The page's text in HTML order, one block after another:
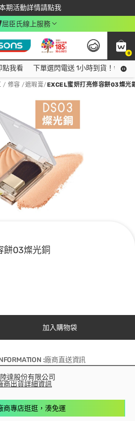
期活動詳情請點我
載app最高回饋$350
屈臣氏線上服務
0
看
點我看 下單選閃電送 1小時到貨！領神
/ 修容 /遮瑕膏/EXCEL蜜妍打亮修容餅03燦光
餅03燦光銅
加入購物袋
:廠商直送資訊
達股份有限公司
商出貨詳細資訊
商專店逛逛，湊免運